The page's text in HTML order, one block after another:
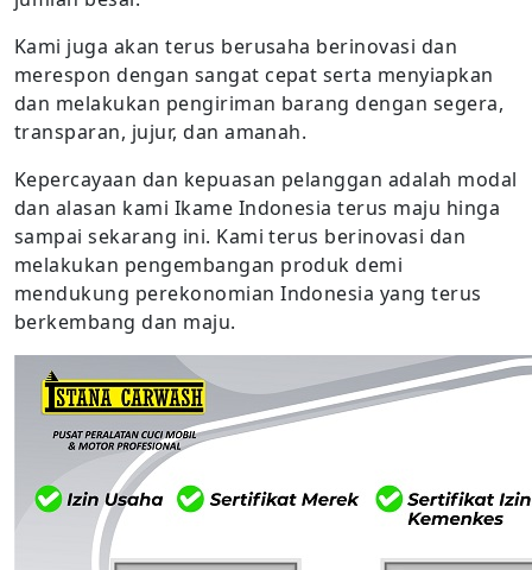
Kami juga akan terus berusaha berinovasi dan
merespon dengan sangat cepat serta menyiapkan
dan melakukan pengiriman barang dengan segera,
transparan, jujur, dan amanah.
Kepercayaan dan kepuasan pelanggan adalah modal
dan alasan kami Ikame Indonesia terus maju hinga
sampai sekarang ini. Kami terus berinovasi dan
melakukan pengembangan produk demi
mendukung perekonomian Indonesia yang terus
berkembang dan maju.